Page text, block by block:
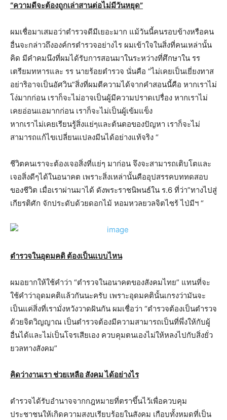
“ความดีจะต้องถูกเล่าสานต่อไม่มีวันหยุด”
ผมเชื่อมาเสมอว่าตำรวจดีมีเยอะมาก แม้วันนี้คนรอบข้างหรือคน
อื่นจะกล่าวถึงองค์กรตำรวจอย่างไร ผมเข้าใจในสิ่งที่คนเหล่านั้น
คิด มีคำคมนึงที่ผมได้รับการสอนมาในระหว่างที่ศึกษาใน รร
เตรียมทหารและ รร นายร้อยตำรวจ นั่นคือ “ไม่เคยเป็นเยี่ยงทาส
อย่าริอาจเป็นอัศวิน”สิ่งที่ผมตีความได้จากคำสอนนี้คือ หากเราไม่
โง่มากก่อน เราก็จะไม่อาจเป็นผู้มีความปราดเปรื่อง หากเราไม่
เคยอ่อนแอมากก่อน เราก็จะไม่เป็นผู้เข้มแข็ง
หากเราไม่เคยเรียนรู้สิ่งแย่ๆและต้นตอของปัญหา เราก็จะไม่
สามารถแก้ไขเปลี่ยนแปลงมีนได้อย่างแท้จริง “
ชีวิตคนเราจะต้องเจอสิ่งที่แย่ๆ มาก่อน จึงจะสามารถเติบโตและ
เจอสิ่งดีๆได้ในอนาคต เพราะสิ่งเหล่านั้นคืออุปสรรคบททดสอบ
ของชีวิต เมื่อเราผ่านมาได้ ดังพระราชนิพนธ์ใน ร.6 ที่ว่า”ทางไปสู่
เกียรติศัก จักประดับด้วยดอกไม้ หอมหวลยวลจิตไซร้ ไป่มีฯ “
ตำรวจในอุดมคติ ต้องเป็นแบบไหน
ผมอยากให้ใช้คำว่า “ตำรวจในอนาคตของสังคมไทย” แทนที่จะ
ใช้คำว่าอุดมคติแล้วกันนะครับ เพราะอุดมคตินั้นเกรงว่ามันจะ
เป็นแค่สิ่งที่เรามั่งหวังวาดฝันกัน ผมเชื่อว่า “ตำรวจต้องเป็นตำรวจ
ด้วยจิตวิญญาณ เป็นตำรวจต้องมีความสามารถเป็นที่พึ่งให้กับผู้
อื่นได้และไม่เป็นโจรเสียเอง ควบคุมตนเองไม่ให้หลงไปกับสิ่งยั่ว
ยวลทางสังคม”
คิดว่างานเรา ช่วยเหลือ สังคม ได้อย่างไร
ตำรวจได้รับอำนาจจากกฎหมายที่ตราขึ้นไว้เพื่อควบคุม
ประชาชนให้เกิดความสงบเรียบร้อยในสังคม เกือบทั้งหมดที่เป็น